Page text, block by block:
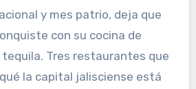
y mes patrio, deja que
con su cocina de
Tres restaurantes que
la capital jalisciense está